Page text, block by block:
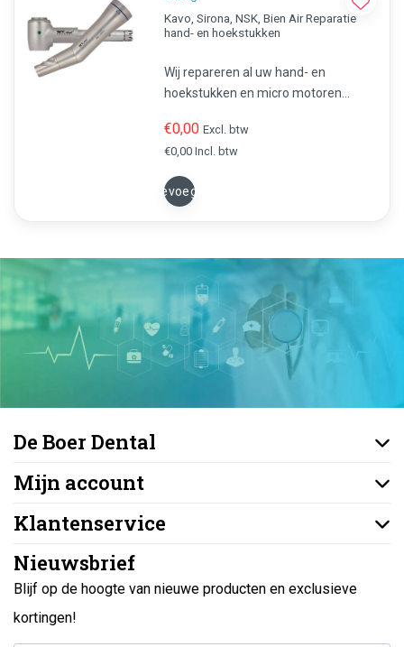
Kavo, Sirona, NSK, Bien Air Reparatie
hand- en hoekstukken
Wij repareren al uw hand- en
hoekstukken en micro motoren
Codent). Gedegen, snel en tegen een
scherpe prijs.
€0,00 Excl. btw
€0,00 Incl. btw
Toevoegen
De Boer Dental
Mijn account
Klantenservice
Nieuwsbrief
Blijf op de hoogte van nieuwe producten en exclusieve
kortingen!